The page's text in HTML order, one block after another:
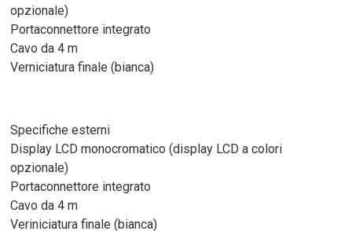
opzionale)
Portaconnettore integrato
Cavo da 4 m
Verniciatura finale (bianca)
Specifiche esterni
Display LCD monocromatico (display LCD a colori
opzionale)
Portaconnettore integrato
Cavo da 4 m
Veriniciatura finale (bianca)